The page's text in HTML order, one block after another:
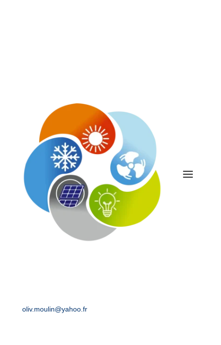
oliv.moulin@yahoo.fr